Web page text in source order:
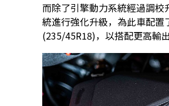
而除了引擎動力系統經過調
統進行強化升級，為此車配
(235/45R18)，以搭配更高輸